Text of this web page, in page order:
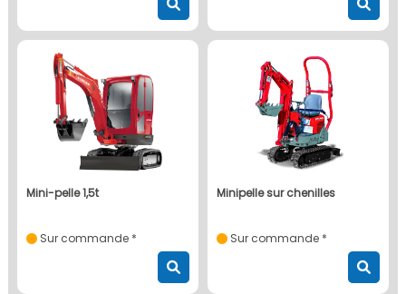
mini-pelle 1,5t
Sur commande *
minipelle sur chenilles
Sur commande *